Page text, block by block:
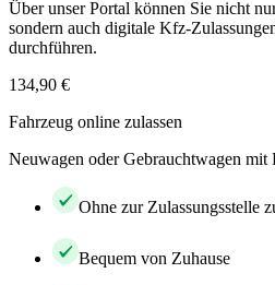
Über unser Portal können Sie nicht
sondern auch digitale Kfz-
durchführen.
134,90 €
Fahrzeug online zulassen
Neuwagen oder Gebrauchtwagen mit
Ohne zur Zulassungsstelle
Bequem von Zuhause